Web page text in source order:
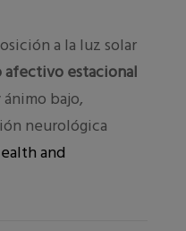
a la luz solar
afectivo estacional
bajo,
neurológica
and